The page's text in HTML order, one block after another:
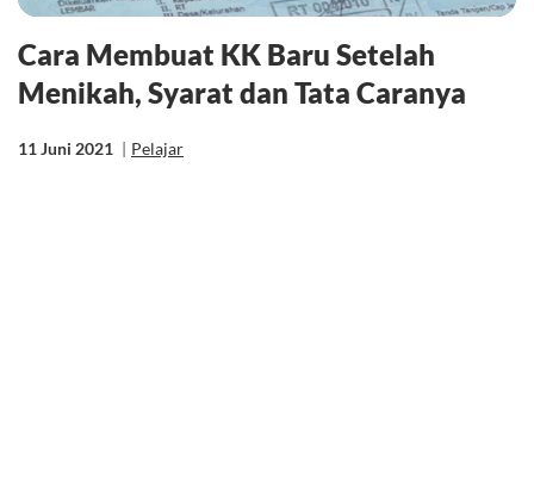
Cara Membuat KK Baru Setelah
Menikah, Syarat dan Tata Caranya
11 Juni 2021 | Pelajar